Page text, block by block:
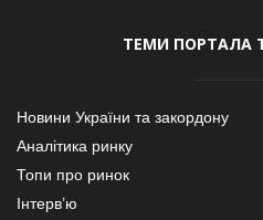
ТЕМИ ПОРТАЛА
Новини України та закордону
Аналітика ринку
Топи про ринок
Інтерв’ю